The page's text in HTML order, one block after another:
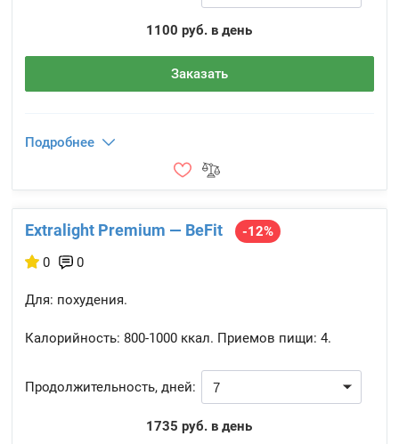
1100 руб. в день
Заказать
Подробнее
Extralight Premium — BeFit
-12%
0
0
Для: похудения.
Калорийность: 800-1000 ккал. Приемов пищи: 4.
Продолжительность, дней:
1735 руб. в день